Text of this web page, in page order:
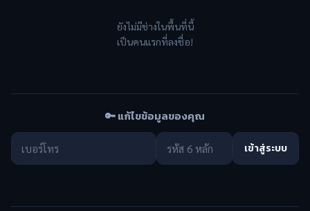
ยังไม่มีช่างในพื้นที่นี้
เป็นคนแรกที่ลงชื่อ!
🔑 แก้ไขข้อมูลของคุณ
เข้าสู่ระบบ